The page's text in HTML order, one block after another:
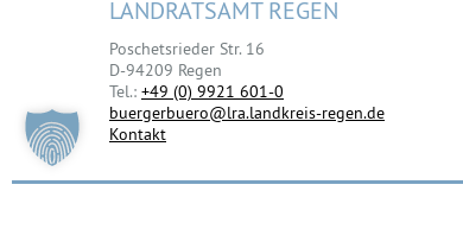
LANDRATSAMT REGEN
Poschetsrieder Str. 16
D-94209 Regen
Tel.: +49 (0) 9921 601-0
buergerbuero@lra.landkreis-regen.de
Kontakt